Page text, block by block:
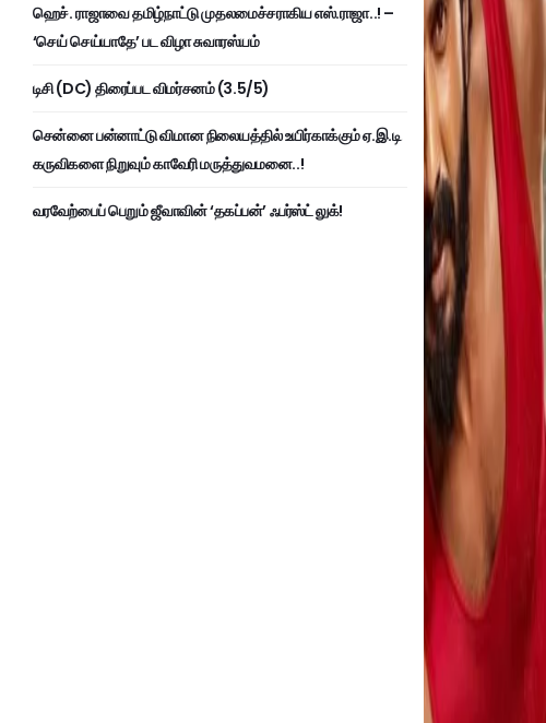
ஹெச். ராஜாவை தமிழ்நாட்டு முதலமைச்சராகிய எஸ்.ராஜா..! –
‘செய் செய்யாதே’ பட விழா சுவாரஸ்யம்
டிசி (DC) திரைப்பட விமர்சனம் (3.5/5)
சென்னை பன்னாட்டு விமான நிலையத்தில் உயிர்காக்கும் ஏ.இ.டி
கருவிகளை நிறுவும் காவேரி மருத்துவமனை..!
வரவேற்பைப் பெறும் ஜீவாவின் ‘தகப்பன்’ ஃபர்ஸ்ட் லுக்!